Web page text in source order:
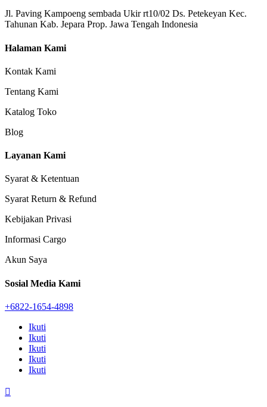
Jl. Paving Kampoeng sembada Ukir rt10/02 Ds. Petekeyan Kec.
Tahunan Kab. Jepara Prop. Jawa Tengah Indonesia
Halaman Kami
Kontak Kami
Tentang Kami
Katalog Toko
Blog
Layanan Kami
Syarat & Ketentuan
Syarat Return & Refund
Kebijakan Privasi
Informasi Cargo
Akun Saya
Sosial Media Kami
+6822-1654-4898
Ikuti
Ikuti
Ikuti
Ikuti
Ikuti
